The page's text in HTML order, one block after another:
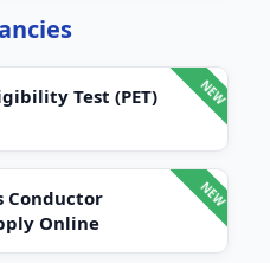
Test (PET)
Conductor
Online